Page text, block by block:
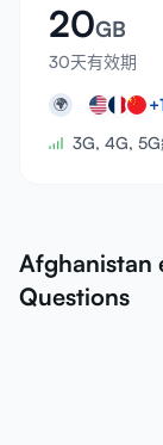
20GB
30天有效期
🌍 +
3G, 4G,
Afghanistan
Questions